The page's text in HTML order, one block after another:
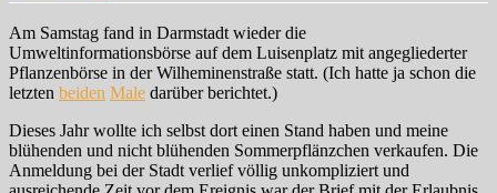
Am Samstag fand in Darmstadt wieder die
Umweltinformationsbörse auf dem Luisenplatz mit angegliederter
Pflanzenbörse in der Wilheminenstraße statt. (Ich hatte ja schon die
letzten beiden Male darüber berichtet.)
Dieses Jahr wollte ich selbst dort einen Stand haben und meine
blühenden und nicht blühenden Sommerpflänzchen verkaufen. Die
Anmeldung bei der Stadt verlief völlig unkompliziert und